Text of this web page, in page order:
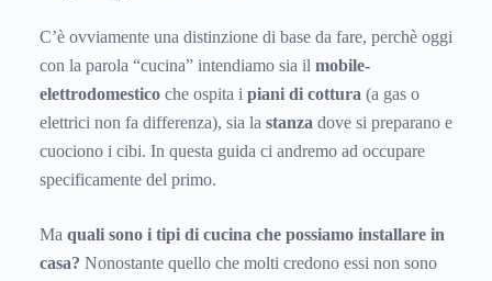
C’è ovviamente una distinzione di base da fare, perchè oggi
con la parola “cucina” intendiamo sia il mobile-
elettrodomestico che ospita i piani di cottura (a gas o
elettrici non fa differenza), sia la stanza dove si preparano e
cuociono i cibi. In questa guida ci andremo ad occupare
specificamente del primo.
Ma quali sono i tipi di cucina che possiamo installare in
casa? Nonostante quello che molti credono essi non sono